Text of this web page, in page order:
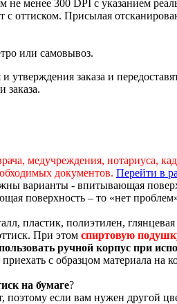
менее 300 DPI с указанием
оттиском. Присылая
или самовывоз.
заказа и
заказа.
медучреждения, нотариуса,
документов. Перейти в
варианты - впитывающая
поверхность – то «нет
пластик, полиэтилен,
При этом спиртовую
ручной корпус при
с образцом материала
на бумаге?
если вам нужен другой